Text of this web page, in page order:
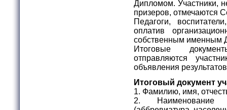
Дипломом. Участники,
призеров, отмечаются
Педагоги,
оплатив
собственным именным
Итоговые
отправляются
объявления
Итоговый документ
1. Фамилию, имя,
2. Наименование